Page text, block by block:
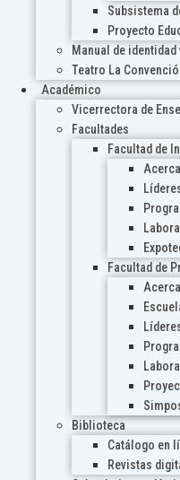
Subsistema
Proyecto
Manual de identidad
Teatro La
Académico
Vicerrectora de
Facultades
Facultad de
Facultad de
Biblioteca
Catálogo en
Revistas